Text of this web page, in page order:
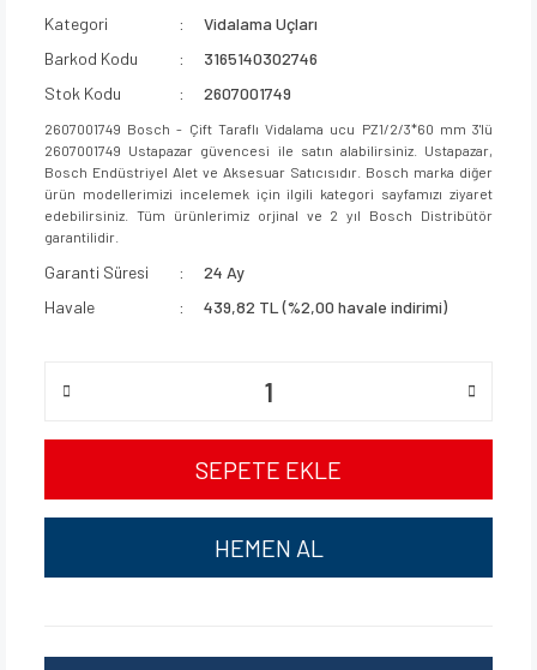
Kategori
Vidalama Uçları
Barkod Kodu
3165140302746
Stok Kodu
2607001749
2607001749 Bosch - Çift Taraflı Vidalama ucu PZ1/2/3*60 mm 3'lü
2607001749 Ustapazar güvencesi ile satın alabilirsiniz. Ustapazar,
Bosch Endüstriyel Alet ve Aksesuar Satıcısıdır. Bosch marka diğer
ürün modellerimizi incelemek için ilgili kategori sayfamızı ziyaret
edebilirsiniz. Tüm ürünlerimiz orjinal ve 2 yıl Bosch Distribütör
garantilidir.
Garanti Süresi
24 Ay
Havale
439,82 TL (%2,00 havale indirimi)
SEPETE EKLE
HEMEN AL